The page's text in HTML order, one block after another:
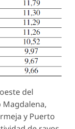
del
y Puerto